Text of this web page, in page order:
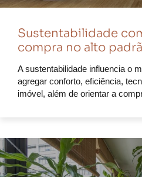
Sustentabilidade
compra no alto
A sustentabilidade influencia o
agregar conforto, eficiência,
imóvel, além de orientar a